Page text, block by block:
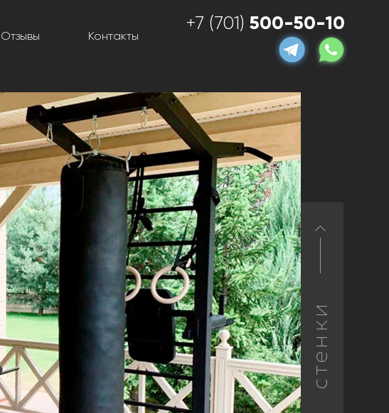
Отзывы Контакты
+7 (701) 500-50-10
стенки